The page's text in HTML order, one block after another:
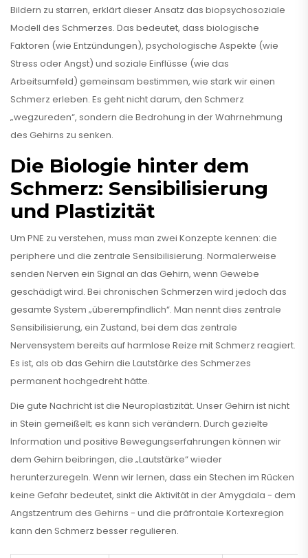
Bildern zu starren, erklärt dieser Ansatz das biopsychosoziale
Modell des Schmerzes. Das bedeutet, dass biologische
Faktoren (wie Entzündungen), psychologische Aspekte (wie
Stress oder Angst) und soziale Einflüsse (wie das
Arbeitsumfeld) gemeinsam bestimmen, wie stark wir einen
Schmerz erleben. Es geht nicht darum, den Schmerz
„wegzureden“, sondern die Bedrohung in der Wahrnehmung
des Gehirns zu senken.
Die Biologie hinter dem
Schmerz: Sensibilisierung
und Plastizität
Um PNE zu verstehen, muss man zwei Konzepte kennen: die
periphere und die zentrale Sensibilisierung. Normalerweise
senden Nerven ein Signal an das Gehirn, wenn Gewebe
geschädigt wird. Bei chronischen Schmerzen wird jedoch das
gesamte System „überempfindlich“. Man nennt dies zentrale
Sensibilisierung, ein Zustand, bei dem das zentrale
Nervensystem bereits auf harmlose Reize mit Schmerz reagiert.
Es ist, als ob das Gehirn die Lautstärke des Schmerzes
permanent hochgedreht hätte.
Die gute Nachricht ist die Neuroplastizität. Unser Gehirn ist nicht
in Stein gemeißelt; es kann sich verändern. Durch gezielte
Information und positive Bewegungserfahrungen können wir
dem Gehirn beibringen, die „Lautstärke“ wieder
herunterzuregeln. Wenn wir lernen, dass ein Stechen im Rücken
keine Gefahr bedeutet, sinkt die Aktivität in der Amygdala - dem
Angstzentrum des Gehirns - und die präfrontale Kortexregion
kann den Schmerz besser regulieren.